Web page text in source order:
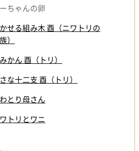
ちゃんの卵
せる組み木 酉（ニワトリの
）
かん 酉（トリ）
な十二支 酉（トリ）
とり母さん
トリとワニ